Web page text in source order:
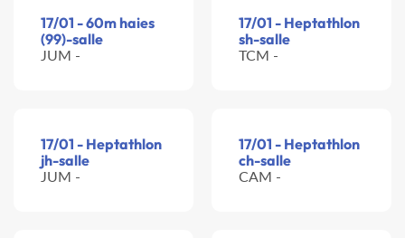
17/01 - 60m haies
(99)-salle
JUM -
17/01 - Heptathlon
sh-salle
TCM -
17/01 - Heptathlon
jh-salle
JUM -
17/01 - Heptathlon
ch-salle
CAM -